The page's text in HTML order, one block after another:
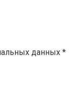
данных *